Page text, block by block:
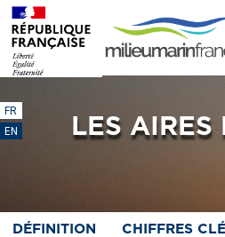
LES
FR
EN
DÉFINITION CHIFFRES